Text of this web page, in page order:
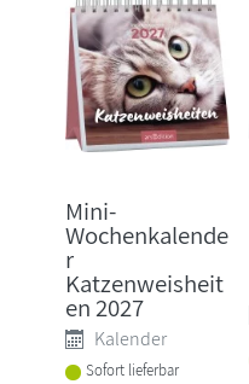
Mini-
Wochenkalende
r
Katzenweisheit
en 2027
Kalender
Sofort lieferbar